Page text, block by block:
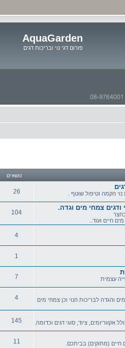
AquaGarden
פורום דגי נוי ובריכות דגים
לתוכן
נושאים
הקמה וטיפול שוטף .
26
נושאים
ודגים צמחי מים וגדה.
חיים ועוד..
104
נושאים
4
נושאים
1
נושאים
עצמית
7
נושאים
והגדה לבריכות הנוי וכן צמחי מים
4
נושאים
אקווריומים, ציוד, סוגי דגים וכדומה.
145
נושאים
חיים (מתוקים) בביתכם.
11